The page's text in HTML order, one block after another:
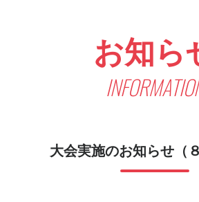
お知ら
大会実施のお知らせ（